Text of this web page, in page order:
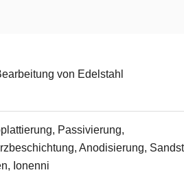
von Edelstahl
Passivierung,
Anodisierung,
Ionenni